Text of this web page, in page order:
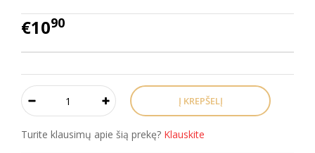
€1090
Turite klausimų apie šią prekę? Klauskite